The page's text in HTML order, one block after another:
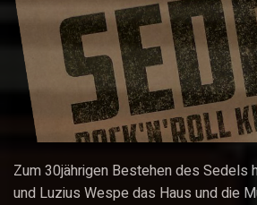
Zum 30jährigen Bestehen des Sedels
und Luzius Wespe das Haus und die